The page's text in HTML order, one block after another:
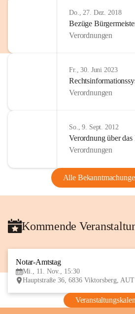
Do., 27. Dez. 2018
Bezüge
Verordnungen
Fr., 30. Juni 2023
Verordnungen
So., 9. Sept. 2012
Verordnung über
Verordnungen
Alle
Kommende
Notar-Amtstag
Mi., 11. Nov., 15:30
Hauptstraße 36, 6836 Viktorsberg, AUT